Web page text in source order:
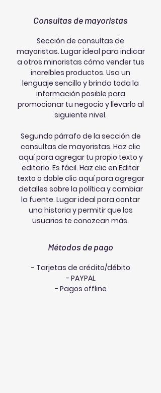
Consultas de mayoristas
Sección de consultas de
mayoristas. Lugar ideal para indicar
a otros minoristas cómo vender tus
increíbles productos. Usa un
lenguaje sencillo y brinda toda la
información posible para
promocionar tu negocio y llevarlo al
siguiente nivel.
Segundo párrafo de la sección de
consultas de mayoristas. Haz clic
aquí para agregar tu propio texto y
editarlo. Es fácil. Haz clic en Editar
texto o doble clic aquí para agregar
detalles sobre la política y cambiar
la fuente. Lugar ideal para contar
una historia y permitir que los
usuarios te conozcan más.
Métodos de pago
- Tarjetas de crédito/débito
- PAYPAL
- Pagos offline